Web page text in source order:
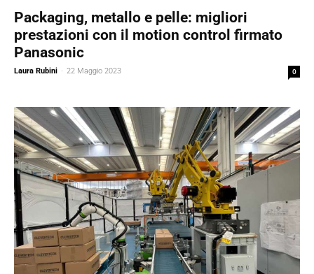
Packaging, metallo e pelle: migliori
prestazioni con il motion control firmato
Panasonic
Laura Rubini - 22 Maggio 2023 0